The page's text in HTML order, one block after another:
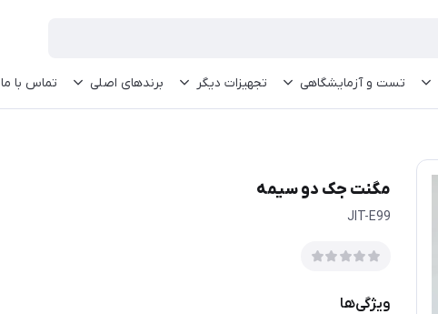
تست و آزمایشگاهی تجهیزات دیگر برندهای اصلی تماس با ما
مگنت جک دو سیمه
JIT-E99
ویژگی‌ها